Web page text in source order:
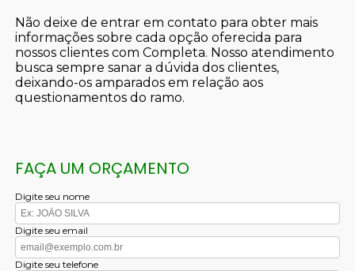
Não deixe de entrar em contato para obter mais
informações sobre cada opção oferecida para
nossos clientes com Completa. Nosso atendimento
busca sempre sanar a dúvida dos clientes,
deixando-os amparados em relação aos
questionamentos do ramo.
FAÇA UM ORÇAMENTO
Digite seu nome
Digite seu email
Digite seu telefone